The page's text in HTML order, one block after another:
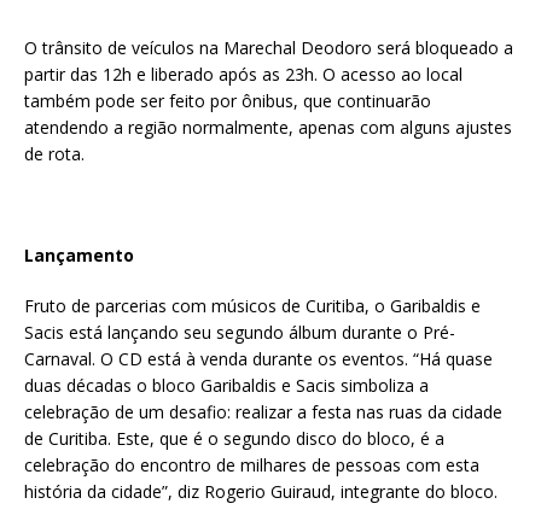
O trânsito de veículos na Marechal Deodoro será bloqueado a
partir das 12h e liberado após as 23h. O acesso ao local
também pode ser feito por ônibus, que continuarão
atendendo a região normalmente, apenas com alguns ajustes
de rota.
Lançamento
Fruto de parcerias com músicos de Curitiba, o Garibaldis e
Sacis está lançando seu segundo álbum durante o Pré-
Carnaval. O CD está à venda durante os eventos. “Há quase
duas décadas o bloco Garibaldis e Sacis simboliza a
celebração de um desafio: realizar a festa nas ruas da cidade
de Curitiba. Este, que é o segundo disco do bloco, é a
celebração do encontro de milhares de pessoas com esta
história da cidade”, diz Rogerio Guiraud, integrante do bloco.